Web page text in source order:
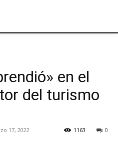
en el
del turismo
17, 2022 0
1163